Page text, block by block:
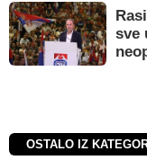
sve
OSTALO IZ